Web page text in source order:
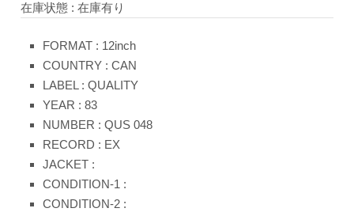
在庫状態 : 在庫有り
FORMAT : 12inch
COUNTRY : CAN
LABEL : QUALITY
YEAR : 83
NUMBER : QUS 048
RECORD : EX
JACKET :
CONDITION-1 :
CONDITION-2 :